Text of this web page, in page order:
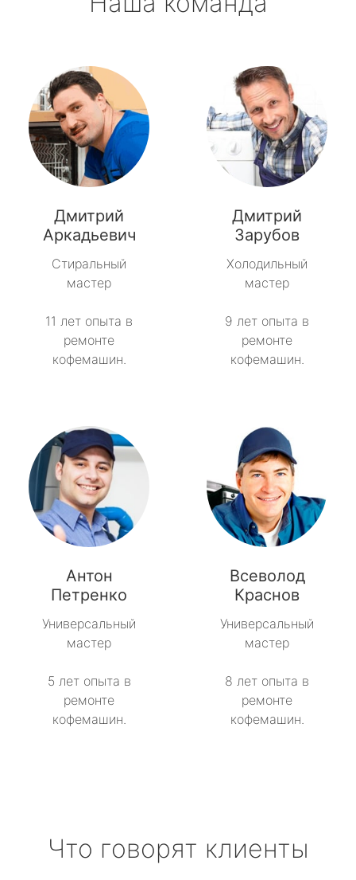
Дмитрий
Аркадьевич
Стиральный
мастер
11 лет опыта в
ремонте
кофемашин.
Дмитрий
Зарубов
Холодильный
мастер
9 лет опыта в
ремонте
кофемашин.
Антон
Петренко
Универсальный
мастер
5 лет опыта в
ремонте
кофемашин.
Всеволод
Краснов
Универсальный
мастер
8 лет опыта в
ремонте
кофемашин.
Что говорят клиенты